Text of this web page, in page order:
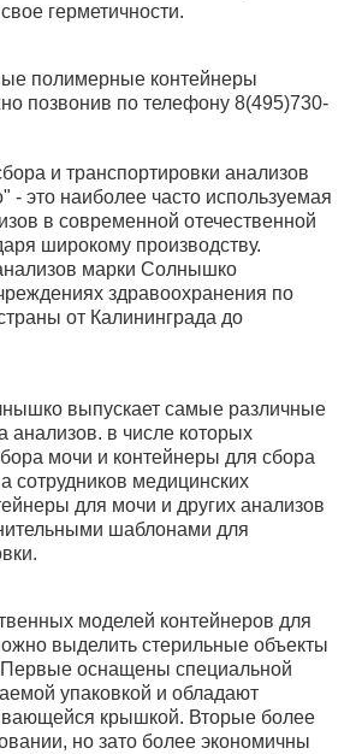
герметичности.
полимерные контейнеры
позвонив по телефону 8(495)730-
и транспортировки анализов
это наиболее часто используемая
в современной отечественной
широкому производству.
марки Солнышко
здравоохранения по
от Калининграда до
выпускает самые различные
анализов. в числе которых
мочи и контейнеры для сбора
сотрудников медицинских
для мочи и других анализов
шаблонами для
моделей контейнеров для
выделить стерильные объекты
оснащены специальной
упаковкой и обладают
крышкой. Вторые более
но зато более экономичны